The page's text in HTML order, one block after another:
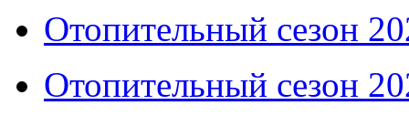
Отопительный сезон
Отопительный сезон